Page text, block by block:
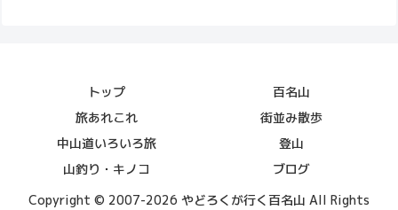
トップ
百名山
旅あれこれ
街並み散歩
中山道いろいろ旅
登山
山釣り・キノコ
ブログ
Copyright © 2007-2026 やどろくが行く百名山 All Rights